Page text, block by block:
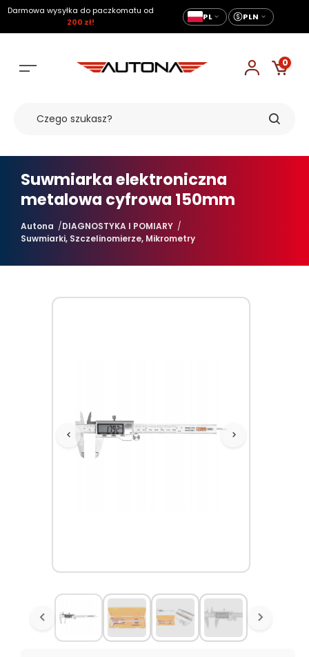
Darmowa wysyłka do paczkomatu od
200 zł!
PL PLN
0
Suwmiarka elektroniczna
metalowa cyfrowa 150mm
Autona
DIAGNOSTYKA I POMIARY
Suwmiarki, Szczelinomierze, Mikrometry